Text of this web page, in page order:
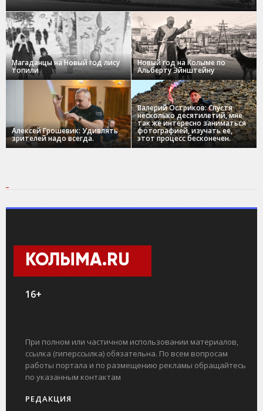
Магаданцы на Новый год лису
топили
Новый год на Колыме по
Альберту Эйнштейну
Алексей Грошевик: Удивлять
зрителей надо всегда.
Валерий Остриков: Спустя
несколько десятилетий, мне
так же интересно заниматься
фотографией, изучать ее,
этот процесс бесконечен.
КОЛЫМА.RU
16+
При полном или частичном использовании материалов,
ссылка (гиперссылка) обязательна. По всем вопросам
работы портала и по размещению рекламы обращайтесь
по указанным контактам
РЕДАКЦИЯ